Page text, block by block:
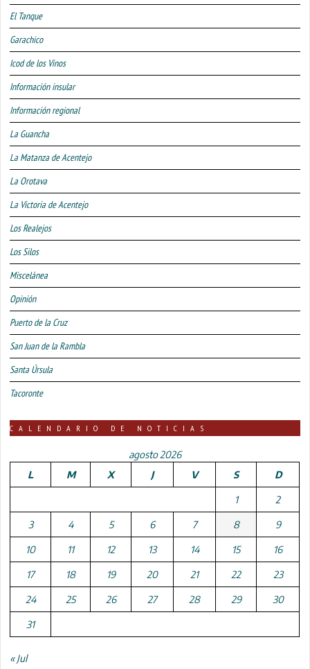
El Tanque
Garachico
Icod de los Vinos
Información insular
Información regional
La Guancha
La Matanza de Acentejo
La Orotava
La Victoria de Acentejo
Los Realejos
Los Silos
Miscelánea
Opinión
Puerto de la Cruz
San Juan de la Rambla
Santa Úrsula
Tacoronte
CALENDARIO DE NOTICIAS
agosto 2026
L
M X J V S D
1 2
3 4 5 6 7 8 9
10 11 12 13 14 15 16
17 18 19 20 21 22 23
24 25 26 27 28 29 30
31
« Jul